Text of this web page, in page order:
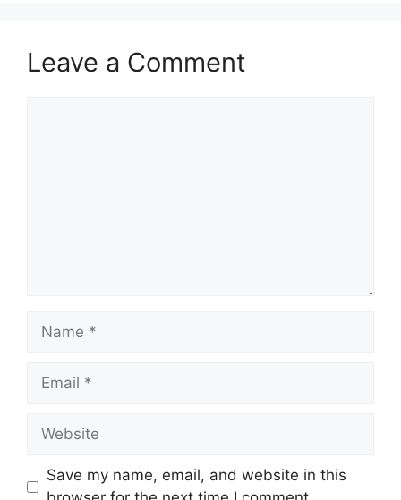
Leave a Comment
Name
Email
Website
Save my name, email, and website in this